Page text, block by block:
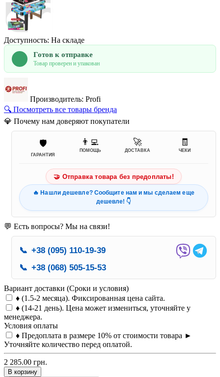
Доступность: На складе
Готов к отправке
Товар проверен и упакован
Производитель: Profi
🔍 Посмотреть все товары бренда
💎 Почему нам доверяют покупатели
🛡️
ГАРАНТИЯ
👨‍💻
ПОМОЩЬ
🚀
ДОСТАВКА
🧾
ЧЕКИ
🤝 Отправка товара без предоплаты!
🔥 Нашли дешевле? Сообщите нам и мы сделаем еще
дешевле! 👇
💬 Есть вопросы? Мы на связи!
📞 +38 (095) 110-19-39
📞 +38 (068) 505-15-53
Вариант доставки (Сроки и условия)
♦ (1.5-2 месяца). Фиксированная цена сайта.
♦ (14-21 день). Цена может измениться, уточняйте у
менеджера.
Условия оплаты
♦ Предоплата в размере 10% от стоимости товара ►
Уточняйте количество перед оплатой.
2 285.00 грн.
В корзину